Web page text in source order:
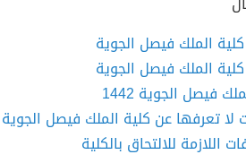
الملك فيصل الجوية
الملك فيصل الجوية
فيصل الجوية 1442
لا تعرفها عن كلية الملك فيصل الجوية
اللازمة للالتحاق بالكلية